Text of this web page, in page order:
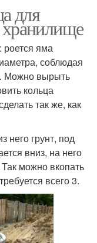
для
хранилище
роется яма
соблюдая
Можно вырыть
кольца
так же, как
него грунт, под
вниз, на него
можно вкопать
всего 3.